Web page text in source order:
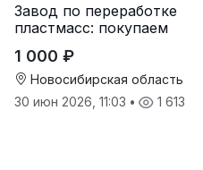
Завод по переработке
пластмасс: покупаем
паллет и поддонов
1 000 ₽
Новосибирская область
30 июн 2026, 11:03 • 1 613